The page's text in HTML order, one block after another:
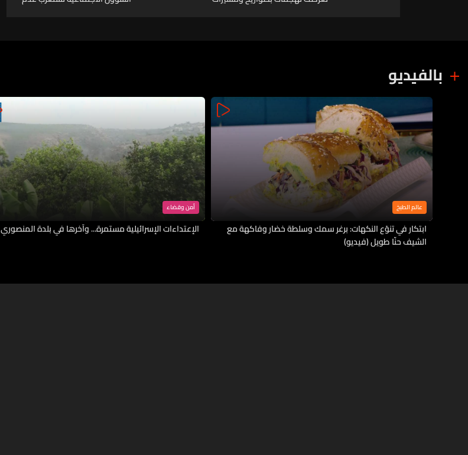
بالفيديو
عالم الطبخ
ابتكار في تنوّع النكهات: برغر سمك وسلطة خضار وفاكهة مع
الشيف حنّا طويل (فيديو)
أمن وقضاء
الإعتداءات الإسرائيلية مستمرة... وآخرها في بلدة المنصوري